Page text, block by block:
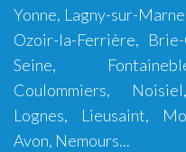
Yonne, Lagny-sur-Marne
Ozoir-la-Ferrière,
Seine,
Coulommiers, Noisiel
Lognes, Lieusaint,
Avon, Nemours...